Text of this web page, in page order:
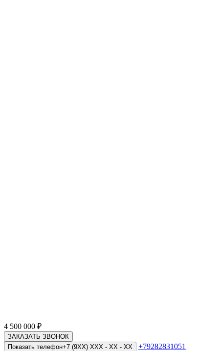
4 500 000 ₽
ЗАКАЗАТЬ ЗВОНОК
Показать телефон+7 (9XX) XXX - XX - XX +79282831051